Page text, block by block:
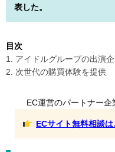
表した。
目次
1. アイドルグループの出演
2. 次世代の購買体験を提供
EC運営のパートナー
ECサイト無料相談